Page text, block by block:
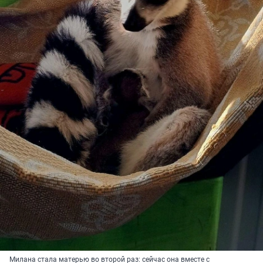
Милана стала матерью во второй раз: сейчас она вместе с